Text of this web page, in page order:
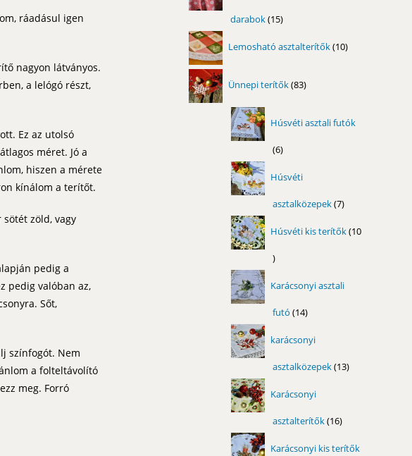
ráadásul igen
nagyon látványos.
a lelógó részt,
Ez az utolsó
méret. Jó a
hiszen a mérete
kínálom a terítőt.
zöld, vagy
pedig a
pedig valóban az,
Sőt,
színfogót. Nem
a folteltávolító
meg. Forró
darabok 1515
Lemosható asztalterítők 10
termék
Ünnepi terítők 83
termék
Húsvéti asztali futók
66
Húsvéti
asztalközepek 77
Húsvéti kis terítők 10
10
Karácsonyi asztali
futó 1414
karácsonyi
asztalközepek 1313
Karácsonyi
asztalterítők 1616
Karácsonyi kis terítők